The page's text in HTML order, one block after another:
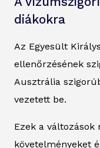
diákokra
Az Egyesült
ellenőrzésének
Ausztrália
vezetett be.
Ezek a változások
követelményeket